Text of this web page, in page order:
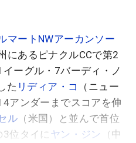
マートNWアーカンソー
にあるピナクルCCで第2
ーグル・7バーディ・ノ
た リディア・コ
（ニュー
アンダーまでスコアを伸
ル （米国）と並んで首位
3位タイに ヤン・ジン
（中